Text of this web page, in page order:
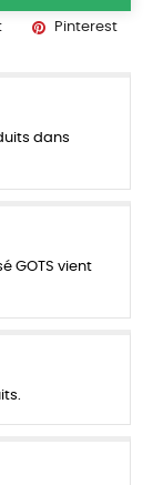
Pinterest
dans
GOTS vient